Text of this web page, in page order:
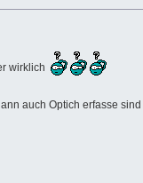
wirklich
auch Optich erfasse